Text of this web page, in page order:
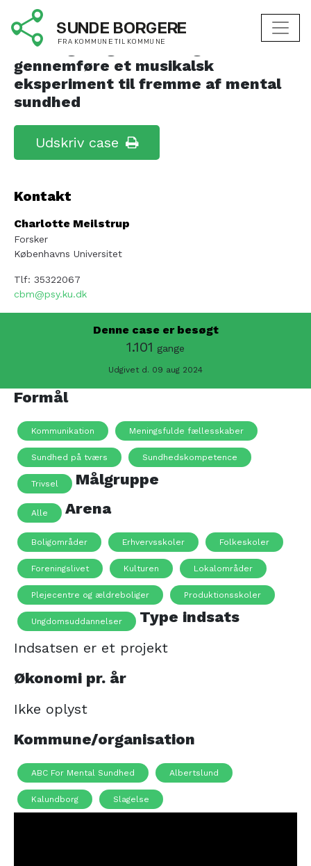
Lyden af ABC
Erfaringer og anbefalinger til at
gennemføre et musikalsk
eksperiment til fremme af mental
sundhed
Udskriv case
Kontakt
Charlotte Meilstrup
Forsker
Københavns Universitet
Tlf: 35322067
cbm@psy.ku.dk
Denne case er besøgt
1.101 gange
Udgivet d. 09 aug 2024
Formål
Kommunikation Meningsfulde fællesskaber
Sundhed på tværs Sundhedskompetence
Trivsel Målgruppe
Alle Arena
Boligområder Erhvervsskoler Folkeskoler
Foreningslivet Kulturen Lokalområder
Plejecentre og ældreboliger Produktionsskoler
Ungdomsuddannelser Type indsats
Indsatsen er et projekt
Økonomi pr. år
Ikke oplyst
Kommune/organisation
ABC For Mental Sundhed Albertslund
Kalundborg Slagelse